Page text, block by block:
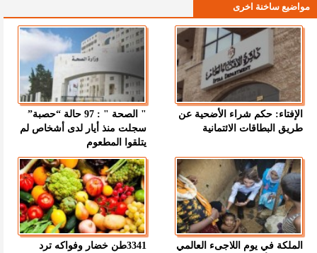
مواضيع ساخنة اخرى
الإفتاء: حكم شراء الأضحية عن
طريق البطاقات الائتمانية
" الصحة " : 97 حالة “حصبة”
سجلت منذ أيار لدى أشخاص لم
يتلقوا المطعوم
الملكة في يوم اللاجىء العالمي 3341طن خضار وفواكه ترد